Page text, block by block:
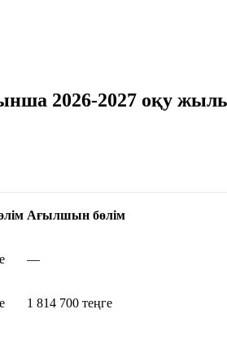
2026-2027 оқу
Ағылшын бөлім
—
1 814 700 теңге